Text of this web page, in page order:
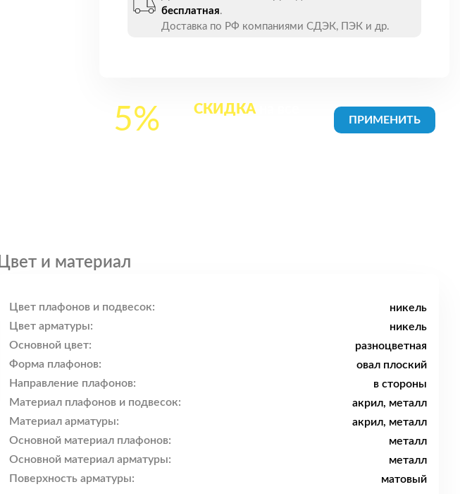
бесплатная.
Доставка по РФ компаниями СДЭК, ПЭК и др.
5% СКИДКА
Цвет и материал
Цвет плафонов и подвесок:
никель
Цвет арматуры:
никель
Основной цвет:
разноцветная
Форма плафонов:
овал плоский
Направление плафонов:
в стороны
Материал плафонов и подвесок:
акрил, металл
Материал арматуры:
акрил, металл
Основной материал плафонов:
металл
Основной материал арматуры:
металл
Поверхность арматуры:
матовый